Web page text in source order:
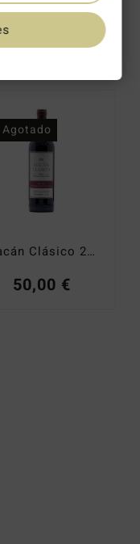
Tokaji Aszú Oremus 5 Puttonyos 2014
56,99€
Agotado
Macán Clásico 2020
50,00 €